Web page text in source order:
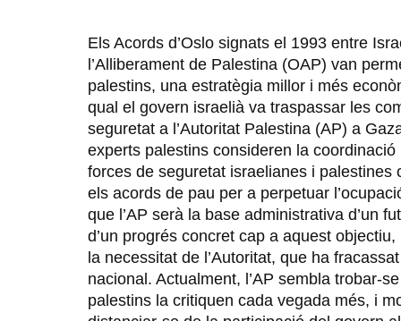
Els Acords d’Oslo signats el 1993 entre
l’Alliberament de Palestina (OAP) van
palestins, una estratègia millor i més
qual el govern israelià va traspassar les
seguretat a l’Autoritat Palestina (AP) a
experts palestins consideren la
forces de seguretat israelianes i palestines
els acords de pau per a perpetuar
que l’AP serà la base administrativa d’un
d’un progrés concret cap a aquest
la necessitat de l’Autoritat, que ha
nacional. Actualment, l’AP sembla trobar-
palestins la critiquen cada vegada més, i